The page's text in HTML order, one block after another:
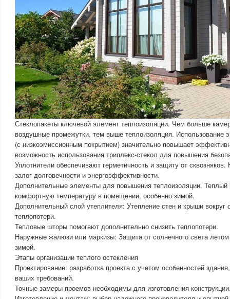
Стеклопакеты ключевой элемент теплоизоляции. Чем больше
воздушные промежутки, тем выше теплоизоляция. Использование
(с низкоэмиссионным покрытием) значительно повышает
возможность использования триплекс-стекол для повышения
Уплотнители обеспечивают герметичность и защиту от
залог долговечности и энергоэффективности.
Дополнительные элементы для повышения теплоизоляции. Теплый
комфортную температуру в помещении, особенно зимой.
Дополнительный слой утеплителя: Утепление стен и крыши вокруг
теплопотери.
Тепловые шторы помогают дополнительно снизить теплопотери.
Наружные жалюзи или маркизы: Защита от солнечного света
зимой.
Этапы организации теплого остекления
Проектирование: разработка проекта с учетом особенностей
ваших требований.
Точные замеры проемов необходимы для изготовления